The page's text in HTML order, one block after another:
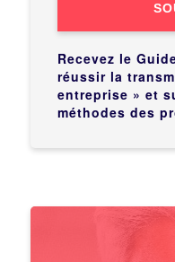
Recevez le
réussir la
entreprise » et
méthodes des